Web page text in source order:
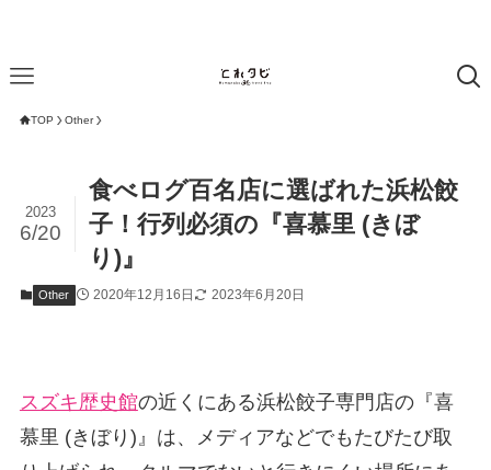
TOP Other
食べログ百名店に選ばれた浜松餃
子！行列必須の『喜慕里 (きぼ
り)』
2023
6/20
Other 2020年12月16日 2023年6月20日
スズキ歴史館の近くにある浜松餃子専門店の『喜
慕里 (きぼり)』は、メディアなどでもたびたび取